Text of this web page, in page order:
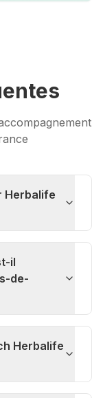
Herbalife
il
de-
Herbalife